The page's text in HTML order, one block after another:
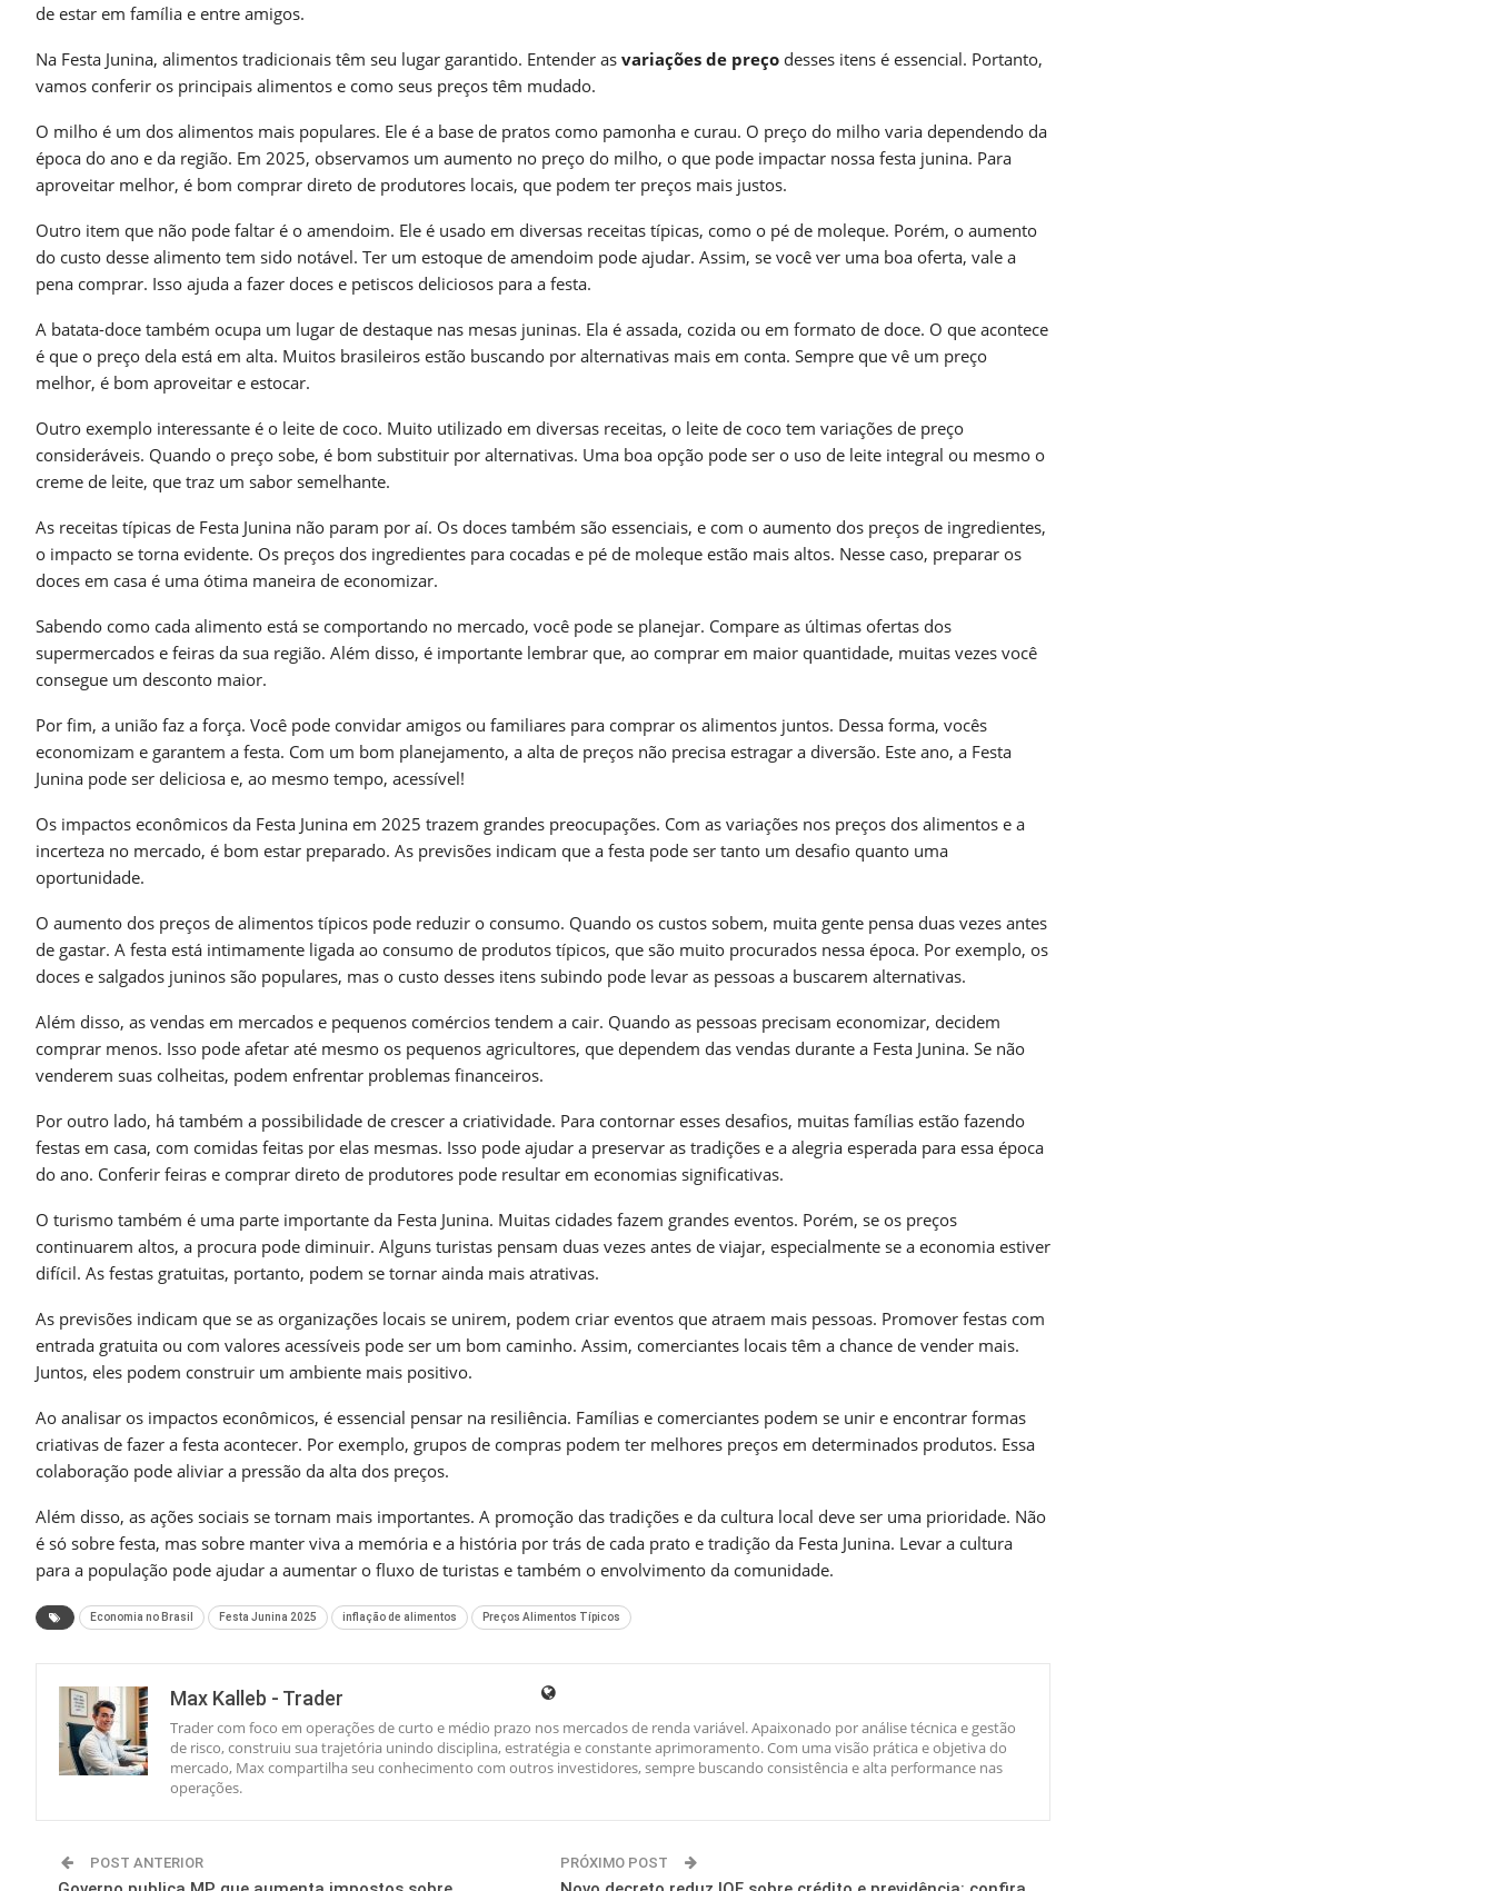
de estar em família e entre amigos.
Na Festa Junina, alimentos tradicionais têm seu lugar garantido. Entender as variações de preço desses itens é essencial. Portanto,
vamos conferir os principais alimentos e como seus preços têm mudado.
O milho é um dos alimentos mais populares. Ele é a base de pratos como pamonha e curau. O preço do milho varia dependendo da
época do ano e da região. Em 2025, observamos um aumento no preço do milho, o que pode impactar nossa festa junina. Para
aproveitar melhor, é bom comprar direto de produtores locais, que podem ter preços mais justos.
Outro item que não pode faltar é o amendoim. Ele é usado em diversas receitas típicas, como o pé de moleque. Porém, o aumento
do custo desse alimento tem sido notável. Ter um estoque de amendoim pode ajudar. Assim, se você ver uma boa oferta, vale a
pena comprar. Isso ajuda a fazer doces e petiscos deliciosos para a festa.
A batata-doce também ocupa um lugar de destaque nas mesas juninas. Ela é assada, cozida ou em formato de doce. O que acontece
é que o preço dela está em alta. Muitos brasileiros estão buscando por alternativas mais em conta. Sempre que vê um preço
melhor, é bom aproveitar e estocar.
Outro exemplo interessante é o leite de coco. Muito utilizado em diversas receitas, o leite de coco tem variações de preço
consideráveis. Quando o preço sobe, é bom substituir por alternativas. Uma boa opção pode ser o uso de leite integral ou mesmo o
creme de leite, que traz um sabor semelhante.
As receitas típicas de Festa Junina não param por aí. Os doces também são essenciais, e com o aumento dos preços de ingredientes,
o impacto se torna evidente. Os preços dos ingredientes para cocadas e pé de moleque estão mais altos. Nesse caso, preparar os
doces em casa é uma ótima maneira de economizar.
Sabendo como cada alimento está se comportando no mercado, você pode se planejar. Compare as últimas ofertas dos
supermercados e feiras da sua região. Além disso, é importante lembrar que, ao comprar em maior quantidade, muitas vezes você
consegue um desconto maior.
Por fim, a união faz a força. Você pode convidar amigos ou familiares para comprar os alimentos juntos. Dessa forma, vocês
economizam e garantem a festa. Com um bom planejamento, a alta de preços não precisa estragar a diversão. Este ano, a Festa
Junina pode ser deliciosa e, ao mesmo tempo, acessível!
Os impactos econômicos da Festa Junina em 2025 trazem grandes preocupações. Com as variações nos preços dos alimentos e a
incerteza no mercado, é bom estar preparado. As previsões indicam que a festa pode ser tanto um desafio quanto uma
oportunidade.
O aumento dos preços de alimentos típicos pode reduzir o consumo. Quando os custos sobem, muita gente pensa duas vezes antes
de gastar. A festa está intimamente ligada ao consumo de produtos típicos, que são muito procurados nessa época. Por exemplo, os
doces e salgados juninos são populares, mas o custo desses itens subindo pode levar as pessoas a buscarem alternativas.
Além disso, as vendas em mercados e pequenos comércios tendem a cair. Quando as pessoas precisam economizar, decidem
comprar menos. Isso pode afetar até mesmo os pequenos agricultores, que dependem das vendas durante a Festa Junina. Se não
venderem suas colheitas, podem enfrentar problemas financeiros.
Por outro lado, há também a possibilidade de crescer a criatividade. Para contornar esses desafios, muitas famílias estão fazendo
festas em casa, com comidas feitas por elas mesmas. Isso pode ajudar a preservar as tradições e a alegria esperada para essa época
do ano. Conferir feiras e comprar direto de produtores pode resultar em economias significativas.
O turismo também é uma parte importante da Festa Junina. Muitas cidades fazem grandes eventos. Porém, se os preços
continuarem altos, a procura pode diminuir. Alguns turistas pensam duas vezes antes de viajar, especialmente se a economia estiver
difícil. As festas gratuitas, portanto, podem se tornar ainda mais atrativas.
As previsões indicam que se as organizações locais se unirem, podem criar eventos que atraem mais pessoas. Promover festas com
entrada gratuita ou com valores acessíveis pode ser um bom caminho. Assim, comerciantes locais têm a chance de vender mais.
Juntos, eles podem construir um ambiente mais positivo.
Ao analisar os impactos econômicos, é essencial pensar na resiliência. Famílias e comerciantes podem se unir e encontrar formas
criativas de fazer a festa acontecer. Por exemplo, grupos de compras podem ter melhores preços em determinados produtos. Essa
colaboração pode aliviar a pressão da alta dos preços.
Além disso, as ações sociais se tornam mais importantes. A promoção das tradições e da cultura local deve ser uma prioridade. Não
é só sobre festa, mas sobre manter viva a memória e a história por trás de cada prato e tradição da Festa Junina. Levar a cultura
para a população pode ajudar a aumentar o fluxo de turistas e também o envolvimento da comunidade.
Economia no Brasil Festa Junina 2025 inflação de alimentos Preços Alimentos Típicos
Max Kalleb - Trader
Trader com foco em operações de curto e médio prazo nos mercados de renda variável. Apaixonado por análise técnica e gestão
de risco, construiu sua trajetória unindo disciplina, estratégia e constante aprimoramento. Com uma visão prática e objetiva do
mercado, Max compartilha seu conhecimento com outros investidores, sempre buscando consistência e alta performance nas
operações.
POST ANTERIOR PRÓXIMO POST